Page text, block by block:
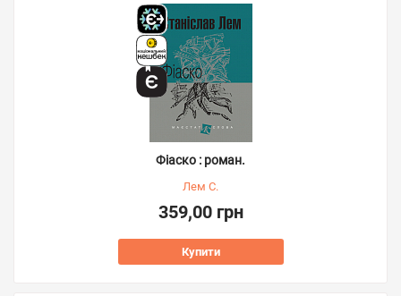
Фіаско : роман.
Лем С.
359,00 грн
Купити